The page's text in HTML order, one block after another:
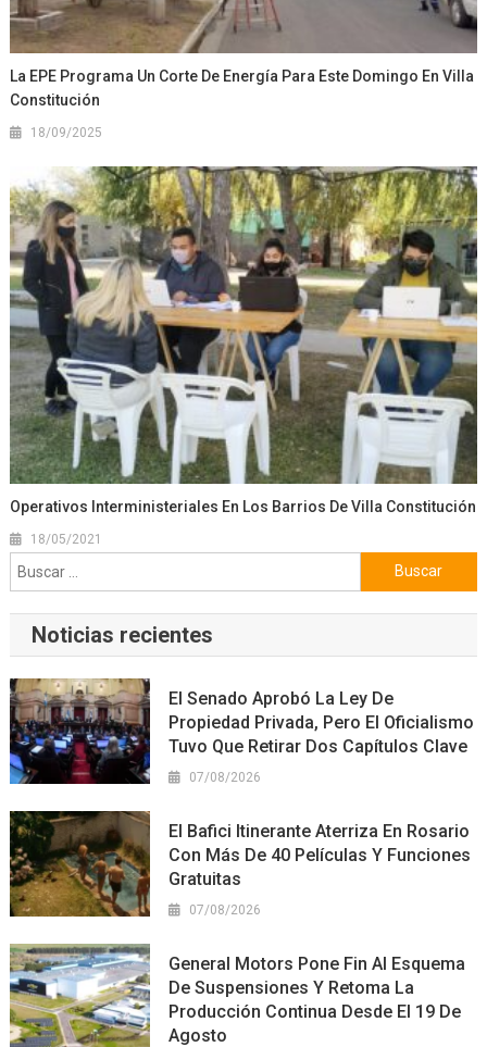
La EPE Programa Un Corte De Energía Para Este Domingo En Villa
Constitución
18/09/2025
Operativos Interministeriales En Los Barrios De Villa Constitución
18/05/2021
Buscar:
Noticias recientes
El Senado Aprobó La Ley De
Propiedad Privada, Pero El Oficialismo
Tuvo Que Retirar Dos Capítulos Clave
07/08/2026
El Bafici Itinerante Aterriza En Rosario
Con Más De 40 Películas Y Funciones
Gratuitas
07/08/2026
General Motors Pone Fin Al Esquema
De Suspensiones Y Retoma La
Producción Continua Desde El 19 De
Agosto